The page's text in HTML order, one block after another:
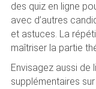
des quiz en ligne
avec d’autres
et astuces. La
maîtriser la partie
Envisagez aussi de
supplémentaires